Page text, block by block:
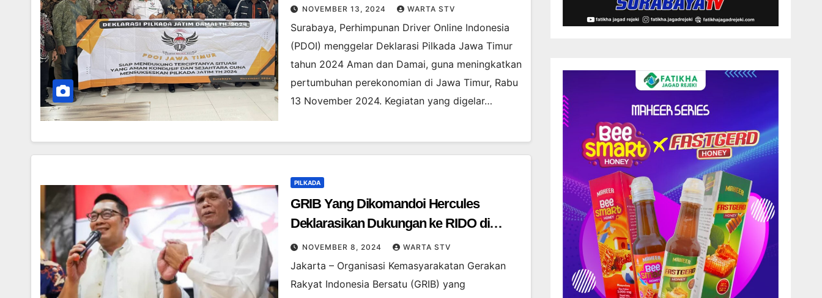
NOVEMBER 13, 2024 WARTA STV
Surabaya, Perhimpunan Driver Online Indonesia
(PDOI) menggelar Deklarasi Pilkada Jawa Timur
tahun 2024 Aman dan Damai, guna meningkatkan
pertumbuhan perekonomian di Jawa Timur, Rabu
13 November 2024. Kegiatan yang digelar…
PILKADA
GRIB Yang Dikomandoi Hercules
Deklarasikan Dukungan ke RIDO di
Pilkada Jakarta
NOVEMBER 8, 2024 WARTA STV
Jakarta – Organisasi Kemasyarakatan Gerakan
Rakyat Indonesia Bersatu (GRIB) yang